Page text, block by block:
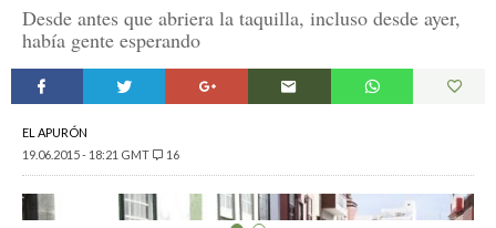
Desde antes que abriera la taquilla, incluso desde ayer,
había gente esperando
EL APURÓN
19.06.2015 - 18:21 GMT
16